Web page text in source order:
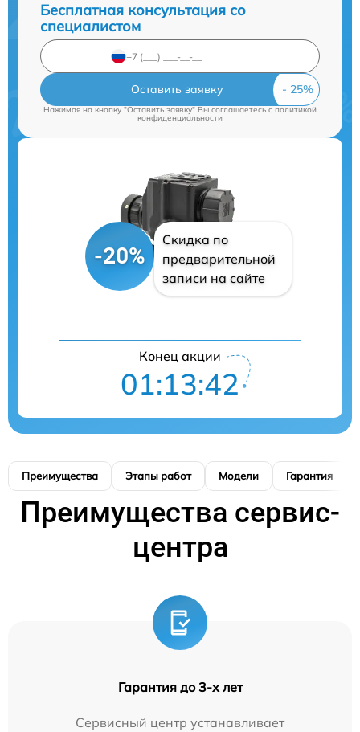
Бесплатная консультация со
специалистом
Оставить заявку
Нажимая на кнопку "Оставить заявку" Вы соглашаетесь cполитикой
конфиденциальности
-20%
Скидка по
предварительной
записи на сайте
Конец акции
01:13:41
Преимущества Этапы работ Модели Гарантия
Преимущества сервис-
центра
Гарантия до 3-х лет
Сервисный центр устанавливает